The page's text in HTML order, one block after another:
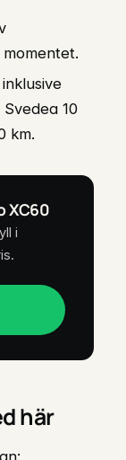
10
km.
XC60
i
här